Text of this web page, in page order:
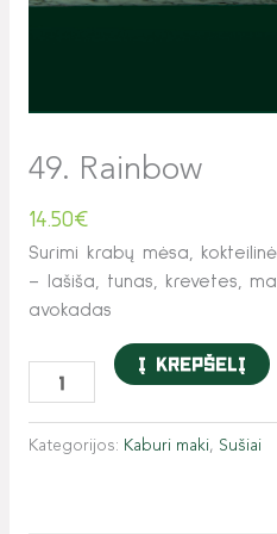
49. Rainbow
14.50€
Surimi krabų mėsa,
– lašiša, tunas, krevetes,
avokadas
Į krepšelį
Kategorijos: Kaburi maki, Sušiai